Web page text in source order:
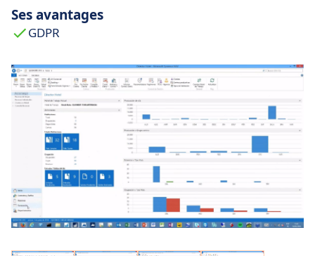
Ses avantages
GDPR